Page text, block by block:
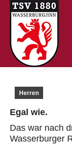
Herren
Egal wie.
Das war nach
Wasserburger